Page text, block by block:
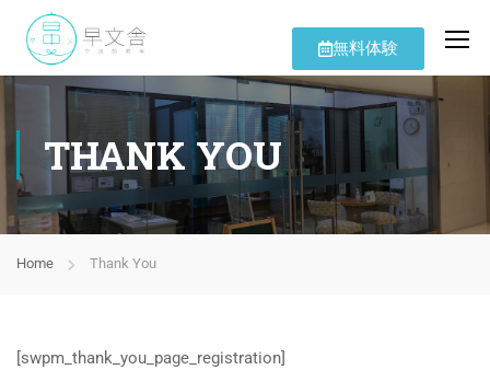
無料体験
THANK YOU
Home Thank You
[swpm_thank_you_page_registration]